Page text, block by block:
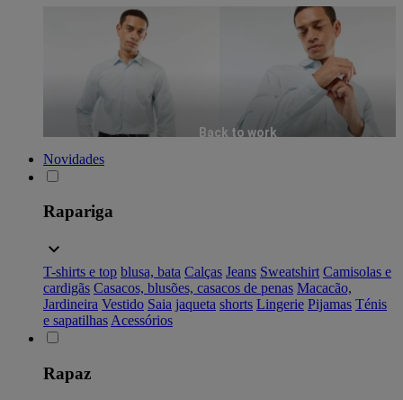
Back to work
Novidades
Rapariga
T-shirts e top blusa, bata Calças Jeans Sweatshirt Camisolas e
cardigãs Casacos, blusões, casacos de penas Macacão,
Jardineira Vestido Saia jaqueta shorts Lingerie Pijamas Ténis
e sapatilhas Acessórios
Rapaz